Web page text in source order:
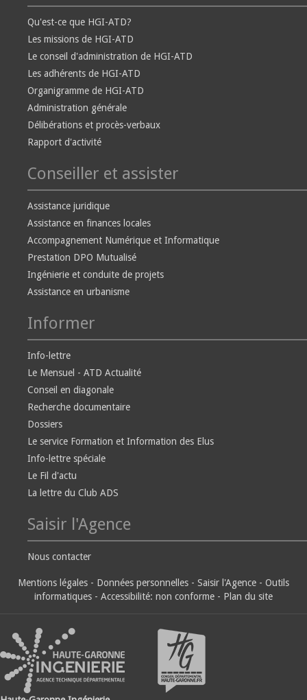
Qu'est-ce que HGI-ATD?
Les missions de HGI-ATD
Le conseil d'administration de HGI-ATD
Les adhérents de HGI-ATD
Organigramme de HGI-ATD
Administration générale
Délibérations et procès-verbaux
Rapport d'activité
Conseiller et assister
Assistance juridique
Assistance en finances locales
Accompagnement Numérique et Informatique
Prestation DPO Mutualisé
Ingénierie et conduite de projets
Assistance en urbanisme
Informer
Info-lettre
Le Mensuel - ATD Actualité
Conseil en diagonale
Recherche documentaire
Dossiers
Le service Formation et Information des Elus
Info-lettre spéciale
Le Fil d'actu
La lettre du Club ADS
Saisir l'Agence
Nous contacter
Mentions légales - Données personnelles - Saisir l'Agence - Outils
informatiques - Accessibilité: non conforme - Plan du site